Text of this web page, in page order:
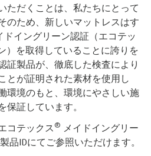
ただくことは、私たちにとって
のため、新しいマットレスはす
ドイングリーン認証（エコテッ
）を取得していることに誇りを
証製品が、徹底した検査により
とが証明された素材を使用し
環境のもと、環境にやさしい施
証しています。
コテックス ® メイドイングリー
品IDにてご参照いただけます。